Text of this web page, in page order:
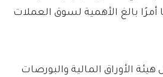
أمرًا بالغ الأهمية لسوق العملات
الأوراق المالية والبورصات